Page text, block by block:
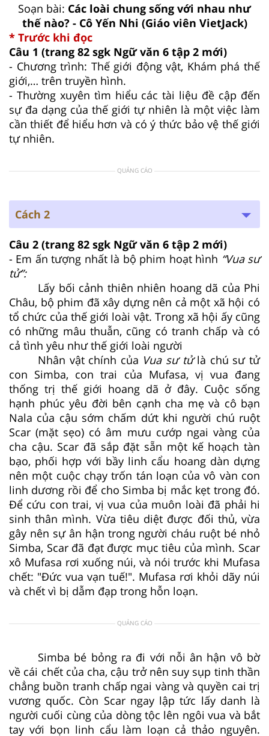
Soạn bài: Các loài chung sống với nhau như
thế nào? - Cô Yến Nhi (Giáo viên VietJack)
* Trước khi đọc
Câu 1 (trang 82 sgk Ngữ văn 6 tập 2 mới)
- Chương trình: Thế giới động vật, Khám phá thế
giới,… trên truyền hình.
- Thường xuyên tìm hiểu các tài liệu đề cập đến
sự đa dạng của thế giới tự nhiên là một việc làm
cần thiết để hiểu hơn và có ý thức bảo vệ thế giới
tự nhiên.
QUẢNG CÁO
Cách 2
Câu 2 (trang 82 sgk Ngữ văn 6 tập 2 mới)
- Em ấn tượng nhất là bộ phim hoạt hình “Vua sư
tử”:
Lấy bối cảnh thiên nhiên hoang dã của Phi
Châu, bộ phim đã xây dựng nên cả một xã hội có
tổ chức của thế giới loài vật. Trong xã hội ấy cũng
có những mâu thuẫn, cũng có tranh chấp và có
cả tình yêu như thế giới loài người
Nhân vật chính của Vua sư tửlà chú sư tử
con Simba, con trai của Mufasa, vị vua đang
thống trị thế giới hoang dã ở đây. Cuộc sống
hạnh phúc yêu đời bên cạnh cha mẹ và cô bạn
Nala của cậu sớm chấm dứt khi người chú ruột
Scar (mặt sẹo) có âm mưu cướp ngai vàng của
cha cậu. Scar đã sắp đặt sẵn một kế hoạch tàn
bạo, phối hợp với bầy linh cẩu hoang dàn dựng
nên một cuộc chạy trốn tán loạn của vô vàn con
linh dương rồi để cho Simba bị mắc kẹt trong đó.
Để cứu con trai, vị vua của muôn loài đã phải hi
sinh thân mình. Vừa tiêu diệt được đối thủ, vừa
gây nên sự ân hận trong người cháu ruột bé nhỏ
Simba, Scar đã đạt được mục tiêu của mình. Scar
xô Mufasa rơi xuống núi, và nói trước khi Mufasa
chết: "Đức vua vạn tuế!". Mufasa rơi khỏi dãy núi
và chết vì bị dẫm đạp trong hỗn loạn.
QUẢNG CÁO
Simba bé bỏng ra đi với nỗi ân hận vô bờ
về cái chết của cha, cậu trở nên suy sụp tinh thần
chẳng buồn tranh chấp ngai vàng và quyền cai trị
vương quốc. Còn Scar ngay lập tức lấy danh là
người cuối cùng của dòng tộc lên ngôi vua và bắt
tay với bọn linh cẩu làm loạn cả thảo nguyên.